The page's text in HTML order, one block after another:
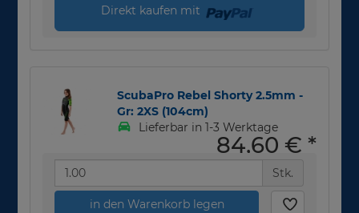
Direkt kaufen mit
ScubaPro Rebel Shorty 2.5mm -
Gr: 2XS (104cm)
Lieferbar in 1-3 Werktage
84,60 € *
Stk.
in den Warenkorb legen